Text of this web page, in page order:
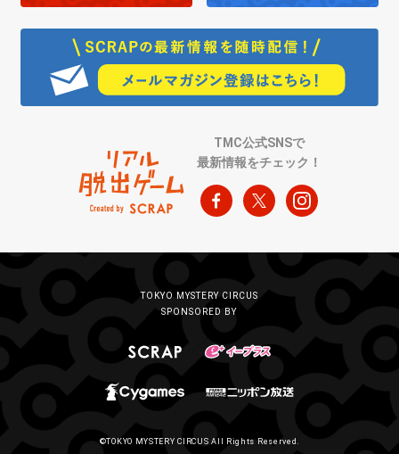
TMC公式SNSで
最新情報をチェック！
TOKYO MYSTERY CIRCUS
SPONSORED BY
©TOKYO MYSTERY CIRCUS All Rights Reserved.